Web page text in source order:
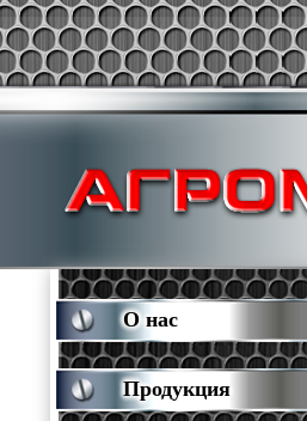
О нас
Продукция